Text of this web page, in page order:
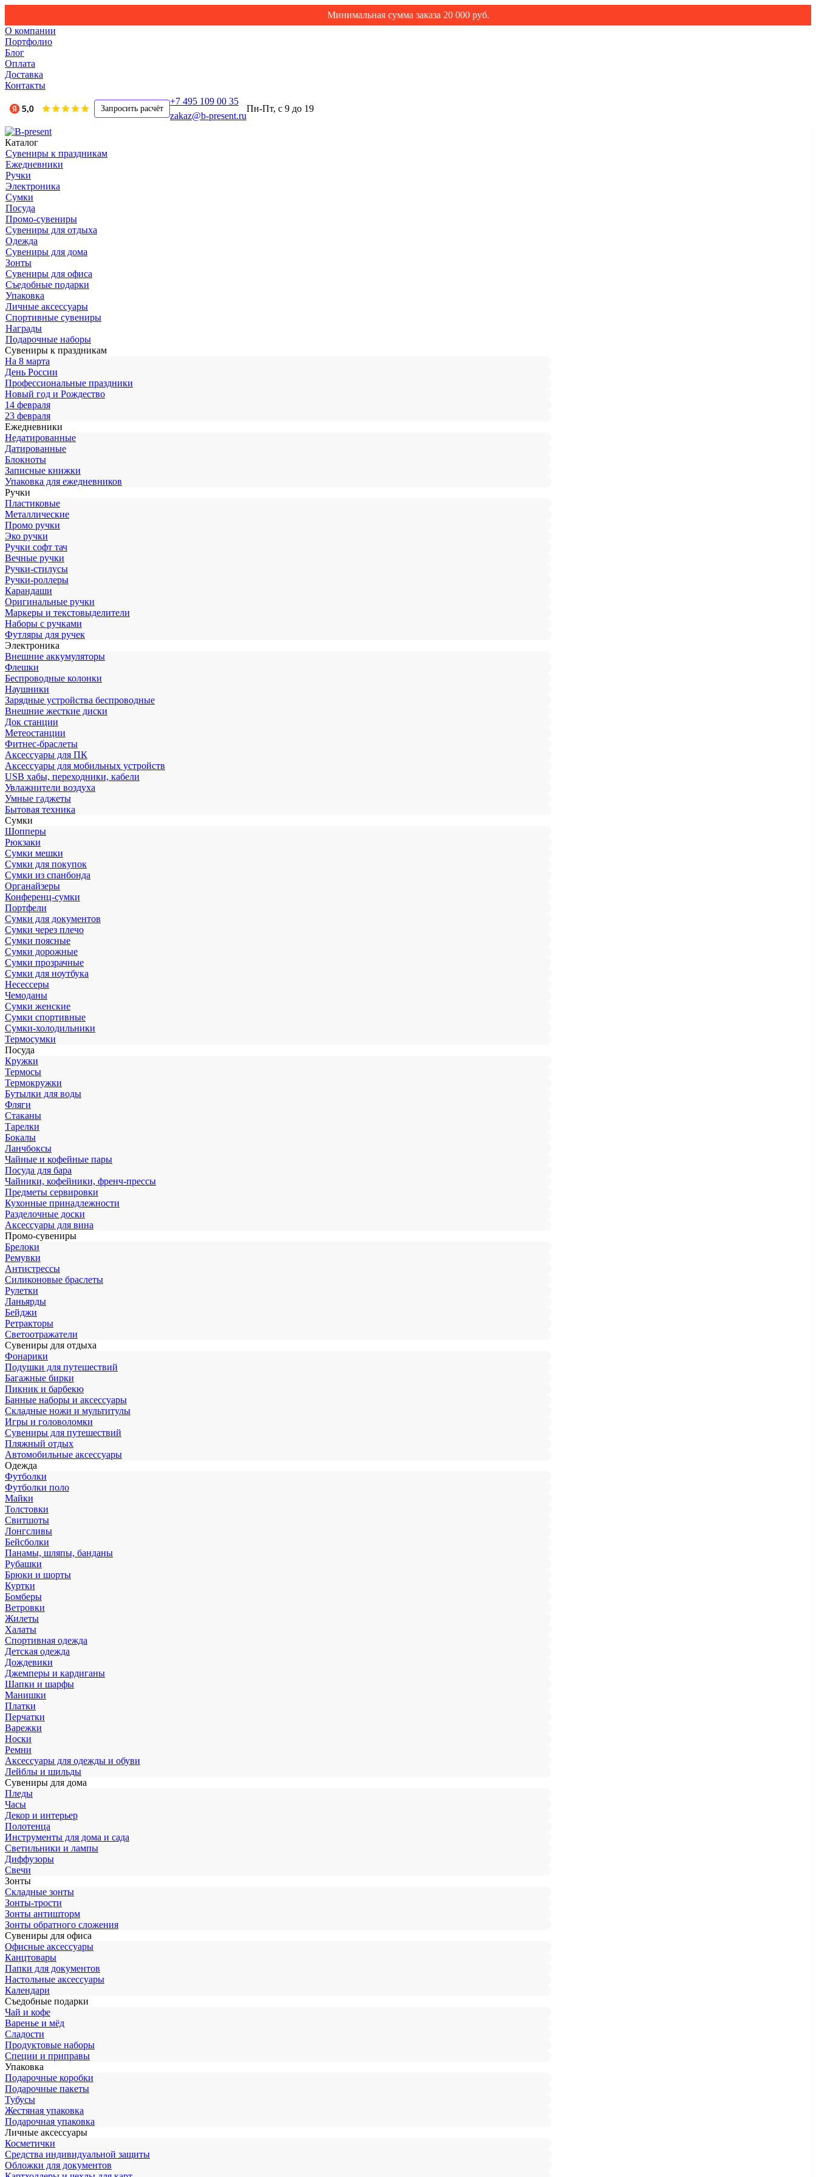
Минимальная сумма заказа 20 000 руб.
О компании
Портфолио
Блог
Оплата
Доставка
Контакты
Запросить расчёт
+7 495 109 00 35
zakaz@b-present.ru
Пн-Пт, с 9 до 19
Каталог
Сувениры к праздникам
Ежедневники
Ручки
Электроника
Сумки
Посуда
Промо-сувениры
Сувениры для отдыха
Одежда
Сувениры для дома
Зонты
Сувениры для офиса
Съедобные подарки
Упаковка
Личные аксессуары
Спортивные сувениры
Награды
Подарочные наборы
Сувениры к праздникам
На 8 марта
День России
Профессиональные праздники
Новый год и Рождество
14 февраля
23 февраля
Ежедневники
Недатированные
Датированные
Блокноты
Записные книжки
Упаковка для ежедневников
Ручки
Пластиковые
Металлические
Промо ручки
Эко ручки
Ручки софт тач
Вечные ручки
Ручки-стилусы
Ручки-роллеры
Карандаши
Оригинальные ручки
Маркеры и текстовыделители
Наборы с ручками
Футляры для ручек
Электроника
Внешние аккумуляторы
Флешки
Беспроводные колонки
Наушники
Зарядные устройства беспроводные
Внешние жесткие диски
Док станции
Метеостанции
Фитнес-браслеты
Аксессуары для ПК
Аксессуары для мобильных устройств
USB хабы, переходники, кабели
Увлажнители воздуха
Умные гаджеты
Бытовая техника
Сумки
Шопперы
Рюкзаки
Сумки мешки
Сумки для покупок
Сумки из спанбонда
Органайзеры
Конференц-сумки
Портфели
Сумки для документов
Сумки через плечо
Сумки поясные
Сумки дорожные
Сумки прозрачные
Сумки для ноутбука
Несессеры
Чемоданы
Сумки женские
Сумки спортивные
Сумки-холодильники
Термосумки
Посуда
Кружки
Термосы
Термокружки
Бутылки для воды
Фляги
Стаканы
Тарелки
Бокалы
Ланчбоксы
Чайные и кофейные пары
Посуда для бара
Чайники, кофейники, френч-прессы
Предметы сервировки
Кухонные принадлежности
Разделочные доски
Аксессуары для вина
Промо-сувениры
Брелоки
Ремувки
Антистрессы
Силиконовые браслеты
Рулетки
Ланьярды
Бейджи
Ретракторы
Светоотражатели
Сувениры для отдыха
Фонарики
Подушки для путешествий
Багажные бирки
Пикник и барбекю
Банные наборы и аксессуары
Складные ножи и мультитулы
Игры и головоломки
Сувениры для путешествий
Пляжный отдых
Автомобильные аксессуары
Одежда
Футболки
Футболки поло
Майки
Толстовки
Свитшоты
Лонгсливы
Бейсболки
Панамы, шляпы, банданы
Рубашки
Брюки и шорты
Куртки
Бомберы
Ветровки
Жилеты
Халаты
Спортивная одежда
Детская одежда
Дождевики
Джемперы и кардиганы
Шапки и шарфы
Манишки
Платки
Перчатки
Варежки
Носки
Ремни
Аксессуары для одежды и обуви
Лейблы и шильды
Сувениры для дома
Пледы
Часы
Декор и интерьер
Полотенца
Инструменты для дома и сада
Светильники и лампы
Диффузоры
Свечи
Зонты
Складные зонты
Зонты-трости
Зонты антишторм
Зонты обратного сложения
Сувениры для офиса
Офисные аксессуары
Канцтовары
Папки для документов
Настольные аксессуары
Календари
Съедобные подарки
Чай и кофе
Варенье и мёд
Сладости
Продуктовые наборы
Специи и приправы
Упаковка
Подарочные коробки
Подарочные пакеты
Тубусы
Жестяная упаковка
Подарочная упаковка
Личные аксессуары
Косметички
Средства индивидуальной защиты
Обложки для документов